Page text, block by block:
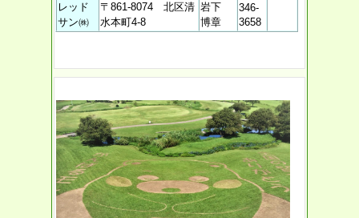
レッド
サン㈱
〒861-8074 北区清
水本町4-8
岩下
博章
346-
3658